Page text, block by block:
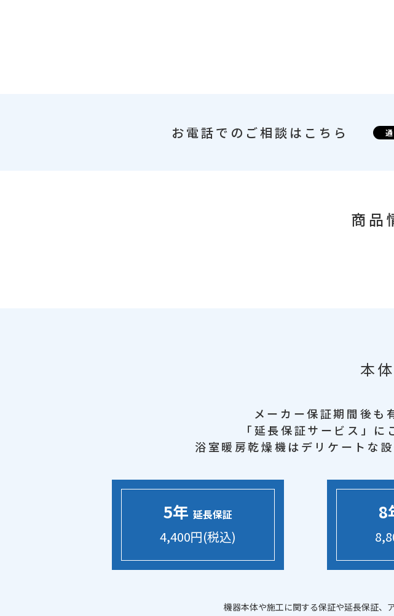
お電話でのご相談はこちら
商品
本
メーカー保証期間後も
「延長保証サービス」に
浴室暖房乾燥機はデリケートな
5年 延長保証
4,400円(税込)
8
機器本体や施工に関する保証や延長保証、